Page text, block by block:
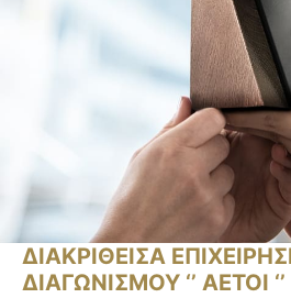
ΔΙΑΚΡΙΘΕΙΣΑ
ΔΙΑΓΩΝΙΣΜΟΥ ‘’ ΑΕΤΟΙ ‘’